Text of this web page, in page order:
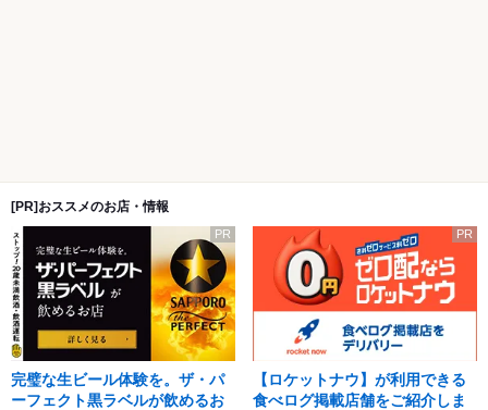
[PR]おススメのお店・情報
PR
完璧な生ビール体験を。ザ・パ
ーフェクト黒ラベルが飲めるお
PR
【ロケットナウ】が利用できる
食べログ掲載店舗をご紹介しま